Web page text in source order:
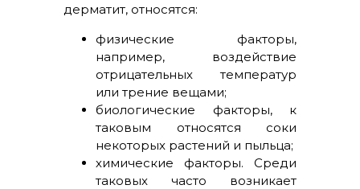
дерматит, относятся:
физические факторы,
например, воздействие
отрицательных температур
или трение вещами;
биологические факторы, к
таковым относятся соки
некоторых растений и пыльца;
химические факторы. Среди
таковых часто возникает